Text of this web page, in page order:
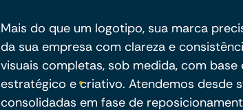
Mais do que um logotipo, sua marca
da sua empresa com clareza e
visuais completas, sob medida, com
estratégico e criativo. Atendemos desde
consolidadas em fase de